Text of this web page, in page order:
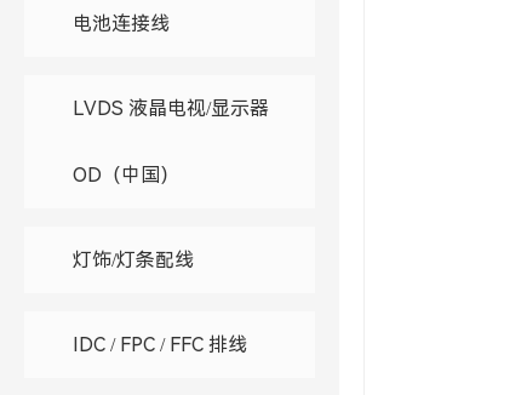
电池连接线
LVDS 液晶电视/显示器
OD（中国）
灯饰/灯条配线
IDC / FPC / FFC 排线